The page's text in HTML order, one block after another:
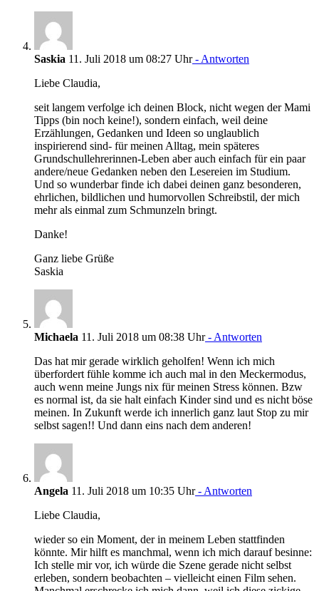
Saskia 11. Juli 2018 um 08:27 Uhr- Antworten
Liebe Claudia,
seit langem verfolge ich deinen Block, nicht wegen der Mami
Tipps (bin noch keine!), sondern einfach, weil deine
Erzählungen, Gedanken und Ideen so unglaublich
inspirierend sind- für meinen Alltag, mein späteres
Grundschullehrerinnen-Leben aber auch einfach für ein paar
andere/neue Gedanken neben den Lesereien im Studium.
Und so wunderbar finde ich dabei deinen ganz besonderen,
ehrlichen, bildlichen und humorvollen Schreibstil, der mich
mehr als einmal zum Schmunzeln bringt.
Danke!
Ganz liebe Grüße
Saskia
Michaela 11. Juli 2018 um 08:38 Uhr- Antworten
Das hat mir gerade wirklich geholfen! Wenn ich mich
überfordert fühle komme ich auch mal in den Meckermodus,
auch wenn meine Jungs nix für meinen Stress können. Bzw
es normal ist, da sie halt einfach Kinder sind und es nicht böse
meinen. In Zukunft werde ich innerlich ganz laut Stop zu mir
selbst sagen!! Und dann eins nach dem anderen!
Angela 11. Juli 2018 um 10:35 Uhr- Antworten
Liebe Claudia,
wieder so ein Moment, der in meinem Leben stattfinden
könnte. Mir hilft es manchmal, wenn ich mich darauf besinne:
Ich stelle mir vor, ich würde die Szene gerade nicht selbst
erleben, sondern beobachten – vielleicht einen Film sehen.